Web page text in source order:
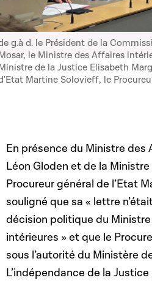
g.à d. le Président de la
le Ministre des Affaires
de la Justice Elisabeth
Martine Solovieff, le
En présence du Ministre des
Léon Gloden et de la
Procureur général de l’Etat
souligné que sa « lettre
décision politique du
intérieures » et que le
sous l’autorité du Ministère
L’indépendance de la